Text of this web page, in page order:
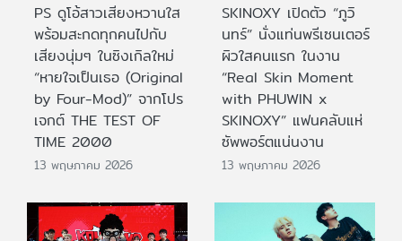
PS ดูโอ้สาวเสียงหวานใส
พร้อมสะกดทุกคนไปกับ
เสียงนุ่มๆ ในซิงเกิลใหม่
“หายใจเป็นเธอ (Original
by Four-Mod)” จากโปร
เจกต์ THE TEST OF
TIME 2000
13 พฤษภาคม 2026
SKINOXY เปิดตัว “ภูวิ
นทร์” นั่งแท่นพรีเซนเตอร์
ผิวใสคนแรก ในงาน
“Real Skin Moment
with PHUWIN x
SKINOXY” แฟนคลับแห่
ซัพพอร์ตแน่นงาน
13 พฤษภาคม 2026